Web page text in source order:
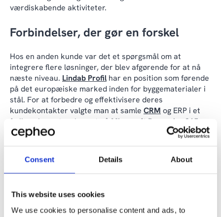
Consent Details About
This website uses cookies
We use cookies to personalise content and ads, to
værdiskabende aktiviteter.
Forbindelser, der gør en forskel
Hos en anden kunde var det et spørgsmål om at
integrere flere løsninger, der blev afgørende for at nå
næste niveau. Lindab Profil har en position som førende
på det europæiske marked inden for byggematerialer i
stål. For at forbedre og effektivisere deres
kundekontakter valgte man at samle CRM og ERP i et
fælles økosystem bygget på Microsoft Dynamics 365
platformen.
Resultatet blev et bedre organiseret arbejdsflow, hvor
man nu kan håndtere flere sager samtidig. Hurtigere og
mere korrekt. Gennem bedre indsigt i, hvor mange
ressourcer og personalebehov. Indsigter man helt gik
glip af tidligere.